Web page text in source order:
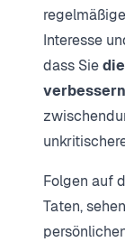
Interesse
dass Sie
verbessern
Folgen auf
Taten,